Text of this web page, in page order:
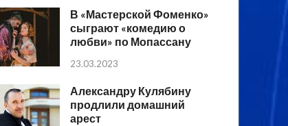
В «Мастерской Фоменко»
сыграют «комедию о
любви» по Мопассану
23.03.2023
Александру Кулябину
продлили домашний
арест